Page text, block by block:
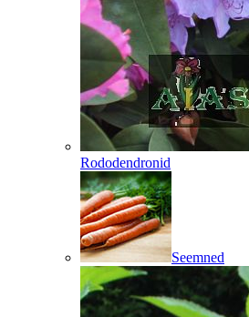
Rododendronid
Seemned